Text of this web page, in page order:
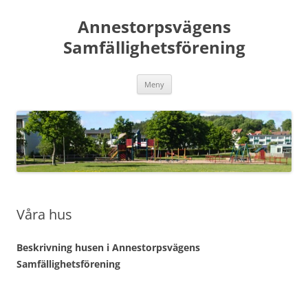
Annestorpsvägens
Samfällighetsförening
Meny
Våra hus
Beskrivning husen i Annestorpsvägens
Samfällighetsförening